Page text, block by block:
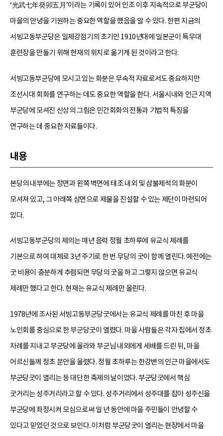
‘光武七年癸卯五月’이라는 기록이 있어 인조 이후 지속적으로 부군당이
마을의 안녕을 기원하는 중요한 역할을 했음을 알 수 있다. 한편 지금의
서빙고동부군당은 일제강점기의 초기인 1910년대에 일본군이 특무대
훈련장을 만들기 위해 현재의 위치로 옮기게 된 것이라고 한다.
서빙고동부군당에 모시고 있는 화분은 무속적 자료로서도 중요하지만
조선시대 회화를 연구하는 데도 중요한 역할을 한다. 서울시내와 인근 지역
부군당에 모셔진 신상의 그림은 민간회화의 전통과 기법적 특징을
연구하는 데 중요한 자료들이다.
내용
본당의 내부에는 정면과 왼쪽 벽면에 태조 내외 및 삼불제석의 화분이
모셔져 있고, 그 아래쪽 삼면으로 제물을 진설할 수 있는 제단이 마련되어
있다.
서빙고동부군당의 제의는 매년 음력 정월 초하루에 유교식 제례를
기본으로 하여 대체로 3년 주기로 한 번 무당의 굿이 함께 열린다. 예전에는
굿 비용이 충분하게 추렴되면 무당의 굿을 하고 그렇지 않으면 유교식
제례만 했다고 한다. 현재는 유교식 제례만 올린다.
1978년에 조사된 서빙고동부군당굿에서는 유교식 제례를 마친 후 마을
노인회를 중심으로 한 부군당굿이 열렸다. 마을 사람들은 각자 집에서 정초
차례를 지내고 부군당에 올라와 부군님 내외에게 세배를 드린 뒤, 마을
어르신들께 정초 문안을 올렸다. 정월 초하루는 한강변의 인근 마을에서도
부군당굿이 열리는 등 대단한 축제의 날이었다. 부군당굿에서 핵심
굿거리는 성주거리라고 할 수 있다. 성주거리에서 성주대를 잡아 성주신을
부군당에 좌정시켜 모심으로써 일 년 동안에 마을 주민들이 안녕할 수
있다고 믿었던 것으로 보인다. 이처럼 부군당굿이 열리는 현장에서 마을